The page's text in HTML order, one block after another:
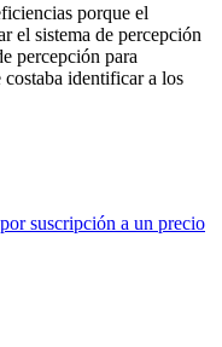
porque el
el sistema de percepción
percepción para
costaba identificar a los
suscripción a un precio